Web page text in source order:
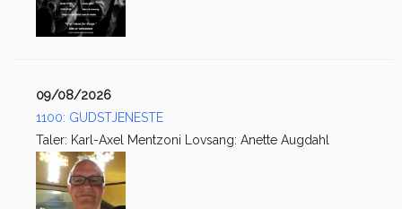
09/08/2026
1100: GUDSTJENESTE
Taler: Karl-Axel Mentzoni Lovsang: Anette Augdahl